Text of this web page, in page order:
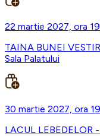
22 martie 2027, ora
TAINA BUNEI
Sala Palatului
30 martie 2027, ora
LACUL LEBEDELOR